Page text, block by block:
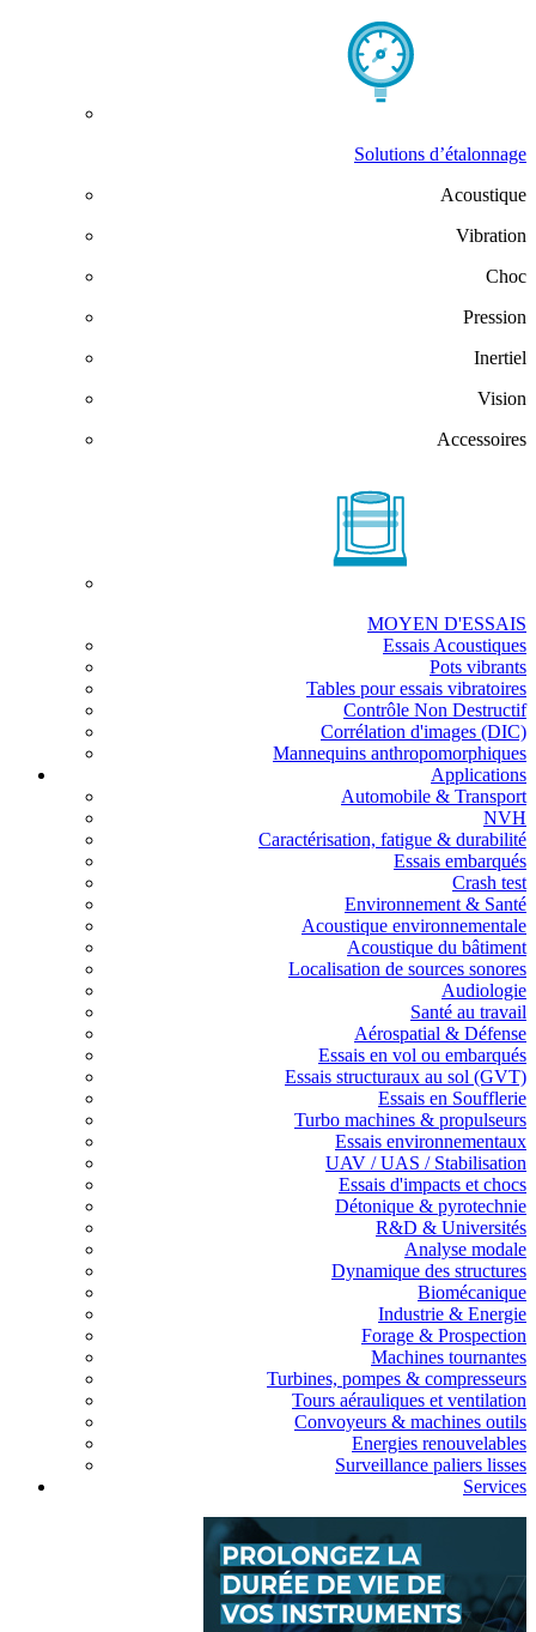
Solutions d’étalonnage
Acoustique
Vibration
Choc
Pression
Inertiel
Vision
Accessoires
MOYEN D'ESSAIS
Essais Acoustiques
Pots vibrants
Tables pour essais vibratoires
Contrôle Non Destructif
Corrélation d'images (DIC)
Mannequins anthropomorphiques
Applications
Automobile & Transport
NVH
Caractérisation, fatigue & durabilité
Essais embarqués
Crash test
Environnement & Santé
Acoustique environnementale
Acoustique du bâtiment
Localisation de sources sonores
Audiologie
Santé au travail
Aérospatial & Défense
Essais en vol ou embarqués
Essais structuraux au sol (GVT)
Essais en Soufflerie
Turbo machines & propulseurs
Essais environnementaux
UAV / UAS / Stabilisation
Essais d'impacts et chocs
Détonique & pyrotechnie
R&D & Universités
Analyse modale
Dynamique des structures
Biomécanique
Industrie & Energie
Forage & Prospection
Machines tournantes
Turbines, pompes & compresseurs
Tours aérauliques et ventilation
Convoyeurs & machines outils
Energies renouvelables
Surveillance paliers lisses
Services